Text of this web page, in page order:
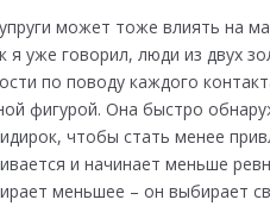
может тоже влиять на
я уже говорил, люди из двух
по поводу каждого
фигурой. Она быстро
чтобы стать менее
и начинает меньше
меньшее – он выбирает